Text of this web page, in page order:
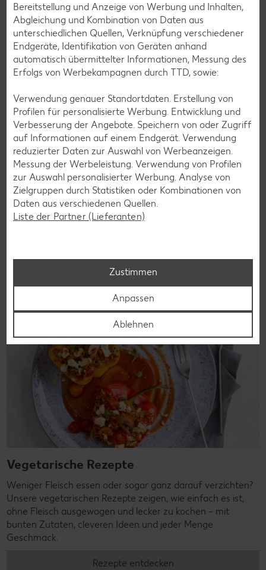
Laktosefreie Rezepte
Laktoseintoleranz muss dich kulinarisch nicht ausbremsen,
denn es geht auch ohne. Unsere laktosefreien Rezepte
bringen Vielfalt auf den Tisch – für große und kleine
Vegetarische Rezepte
Weniger Fleisch essen oder sogar ganz darauf verzichten?
Unsere vegetarischen Rezepte zeigen, wie einfach es ist,
ohne Fleisch ausgewogen und lecker zu kochen – mit
bunten Zutaten, cleveren Ideen und jeder Menge
Geschmack.
Rezepte entdecken
Bereitstellung und Anzeige von Werbung und Inhalten,
Abgleichung und Kombination von Daten aus
unterschiedlichen Quellen, Verknüpfung verschiedener
Endgeräte, Identifikation von Geräten anhand
automatisch übermittelter Informationen, Messung des
Erfolgs von Werbekampagnen durch TTD, sowie:
Verwendung genauer Standortdaten. Erstellung von
Profilen für personalisierte Werbung. Entwicklung und
Verbesserung der Angebote. Speichern von oder Zugriff
auf Informationen auf einem Endgerät. Verwendung
reduzierter Daten zur Auswahl von Werbeanzeigen.
Messung der Werbeleistung. Verwendung von Profilen
zur Auswahl personalisierter Werbung. Analyse von
Zielgruppen durch Statistiken oder Kombinationen von
Daten aus verschiedenen Quellen.
Liste der Partner (Lieferanten)
Zustimmen
Anpassen
Ablehnen